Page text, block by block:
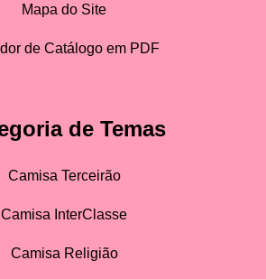
Mapa do Site
de Catálogo em PDF
de Temas
Camisa Terceirão
Camisa InterClasse
Camisa Religião